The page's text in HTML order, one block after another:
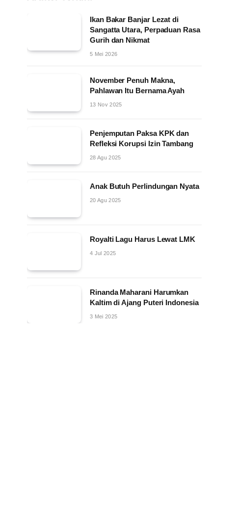
Ikan Bakar Banjar Lezat di
Sangatta Utara, Perpaduan Rasa
Gurih dan Nikmat
5 Mei 2026
November Penuh Makna,
Pahlawan Itu Bernama Ayah
13 Nov 2025
Penjemputan Paksa KPK dan
Refleksi Korupsi Izin Tambang
28 Agu 2025
Anak Butuh Perlindungan Nyata
20 Agu 2025
Royalti Lagu Harus Lewat LMK
4 Jul 2025
Rinanda Maharani Harumkan
Kaltim di Ajang Puteri Indonesia
3 Mei 2025